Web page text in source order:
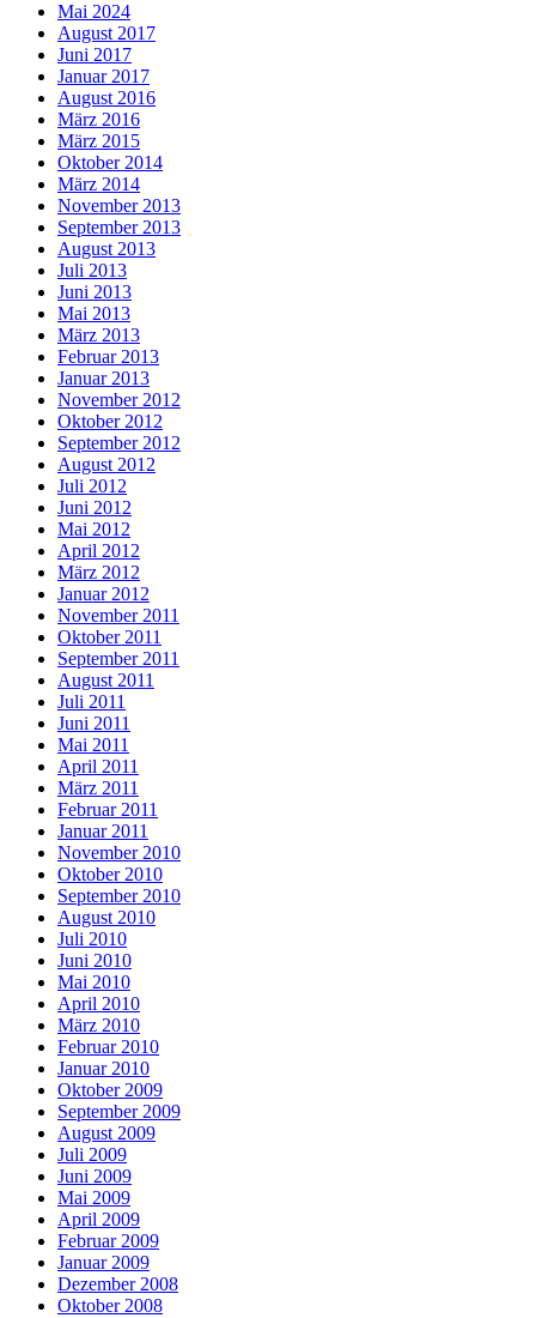
Mai 2024
August 2017
Juni 2017
Januar 2017
August 2016
März 2016
März 2015
Oktober 2014
März 2014
November 2013
September 2013
August 2013
Juli 2013
Juni 2013
Mai 2013
März 2013
Februar 2013
Januar 2013
November 2012
Oktober 2012
September 2012
August 2012
Juli 2012
Juni 2012
Mai 2012
April 2012
März 2012
Januar 2012
November 2011
Oktober 2011
September 2011
August 2011
Juli 2011
Juni 2011
Mai 2011
April 2011
März 2011
Februar 2011
Januar 2011
November 2010
Oktober 2010
September 2010
August 2010
Juli 2010
Juni 2010
Mai 2010
April 2010
März 2010
Februar 2010
Januar 2010
Oktober 2009
September 2009
August 2009
Juli 2009
Juni 2009
Mai 2009
April 2009
Februar 2009
Januar 2009
Dezember 2008
Oktober 2008